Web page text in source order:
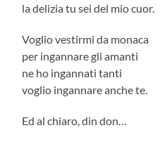
la delizia tu sei del mio cuor.
Voglio vestirmi da monaca
per ingannare gli amanti
ne ho ingannati tanti
voglio ingannare anche te.
Ed al chiaro, din don…